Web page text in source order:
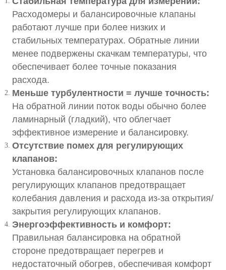
Расходомеры и балансировочные клапаны
работают лучше при более низких и
стабильных температурах. Обратные линии
менее подвержены скачкам температуры, что
обеспечивает более точные показания
расхода.
Меньше турбулентности = лучше точность:
На обратной линии поток воды обычно более
ламинарный (гладкий), что облегчает
эффективное измерение и балансировку.
Отсутствие помех для регулирующих
клапанов:
Установка балансировочных клапанов после
регулирующих клапанов предотвращает
колебания давления и расхода из-за открытия/
закрытия регулирующих клапанов.
Энергоэффективность и комфорт:
Правильная балансировка на обратной
стороне предотвращает перегрев и
недостаточный обогрев, обеспечивая комфорт